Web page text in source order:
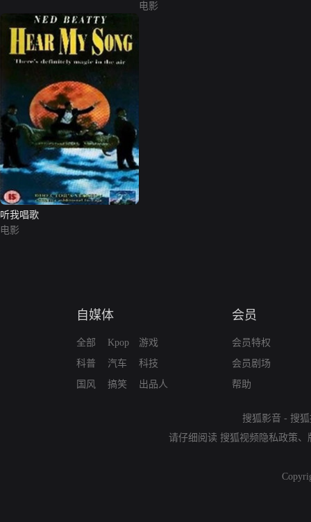
电影
听我唱歌
电影
自媒体
全部
科普
国风
Kpop
汽车
搞笑
游戏
科技
出品人
会员
会员特权
会员剧场
帮助
搜狐影音 - 搜
请仔细阅读 搜狐视频隐私政策、